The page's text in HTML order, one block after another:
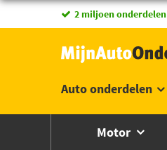
2 miljoen onderdelen
Auto onderdelen
Motor